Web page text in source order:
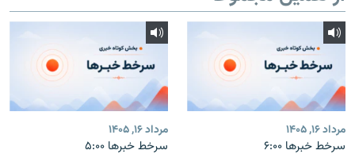
مرداد ۱۶, ۱۴۰۵
سرخط خبرها ۶:۰۰
مرداد ۱۶, ۱۴۰۵
سرخط خبرها ۵:۰۰